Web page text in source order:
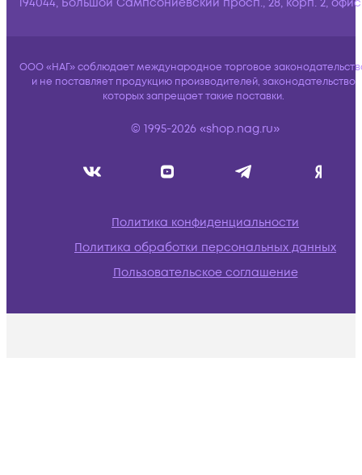
ООО «НАГ» соблюдает международное торговое
и не поставляет продукцию производителей, законодательство
которых запрещает такие поставки.
© 1995-2026 «shop.nag.ru»
Политика конфиденциальности
Политика обработки персональных данных
Пользовательское соглашение